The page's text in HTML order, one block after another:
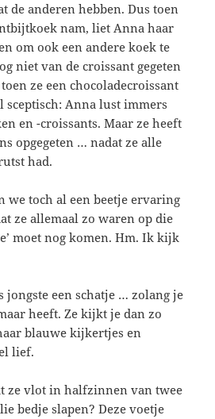
de anderen hebben. Dus toen
nam, liet Anna haar
om ook een andere koek te
niet van de croissant gegeten
ze een chocoladecroissant
sceptisch: Anna lust immers
en -croissants. Maar ze heeft
opgegeten … nadat ze alle
had.
we toch al een beetje ervaring
ze allemaal zo waren op die
moet nog komen. Hm. Ik kijk
jongste een schatje … zolang je
heeft. Ze kijkt je dan zo
blauwe kijkertjes en
lief.
ze vlot in halfzinnen van twee
bedje slapen? Deze voetje